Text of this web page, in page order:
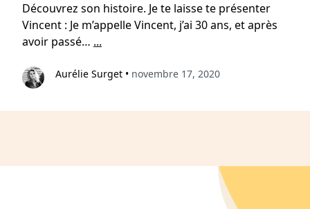
Découvrez son histoire. Je te laisse te présenter
Vincent : Je m’appelle Vincent, j’ai 30 ans, et après
avoir passé… ...
Aurélie Surget • novembre 17, 2020